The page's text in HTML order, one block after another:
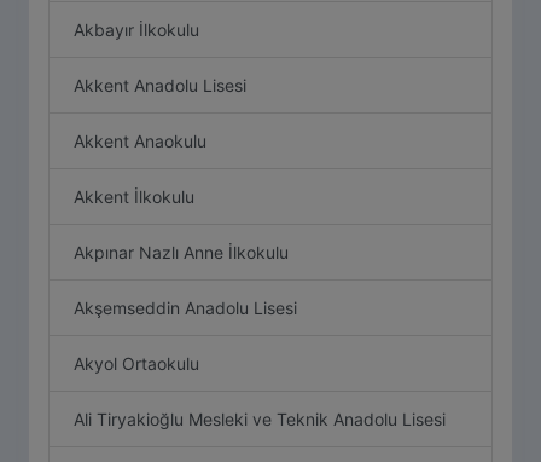
Akbayır İlkokulu
Akkent Anadolu Lisesi
Akkent Anaokulu
Akkent İlkokulu
Akpınar Nazlı Anne İlkokulu
Akşemseddin Anadolu Lisesi
Akyol Ortaokulu
Ali Tiryakioğlu Mesleki ve Teknik Anadolu Lisesi